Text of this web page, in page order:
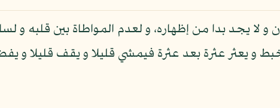
لا يجد بدا من إظهاره، و لعدم المواطاة بين قلبه و
و يعثر عثرة بعد عثرة فيمشي قليلا و يقف قليلا و